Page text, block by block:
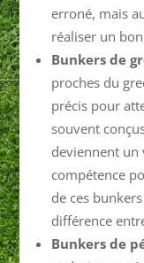
erroné, mais
réaliser un
Bunkers de
proches du
précis pour
souvent
deviennent un
compétence
de ces
différence
Bunkers de